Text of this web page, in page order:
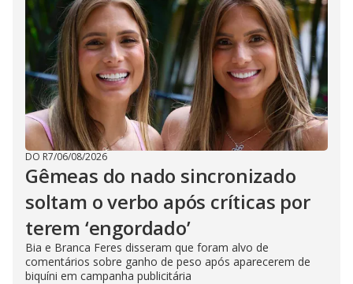
DO R7/06/08/2026
Gêmeas do nado sincronizado
soltam o verbo após críticas por
terem ‘engordado’
Bia e Branca Feres disseram que foram alvo de
comentários sobre ganho de peso após aparecerem de
biquíni em campanha publicitária